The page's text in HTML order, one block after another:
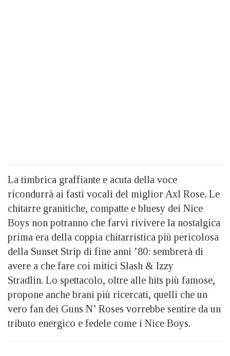
La timbrica graffiante e acuta della voce
ricondurrà ai fasti vocali del miglior Axl Rose. Le
chitarre granitiche, compatte e bluesy dei Nice
Boys non potranno che farvi rivivere la nostalgica
prima era della coppia chitarristica più pericolosa
della Sunset Strip di fine anni ’80: sembrerà di
avere a che fare coi mitici Slash & Izzy
Stradlin. Lo spettacolo, oltre alle hits più famose,
propone anche brani più ricercati, quelli che un
vero fan dei Guns N’ Roses vorrebbe sentire da un
tributo energico e fedele come i Nice Boys.